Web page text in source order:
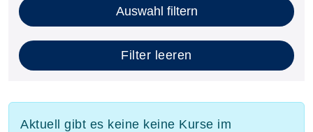
Auswahl filtern
Filter leeren
Aktuell gibt es keine keine Kurse im